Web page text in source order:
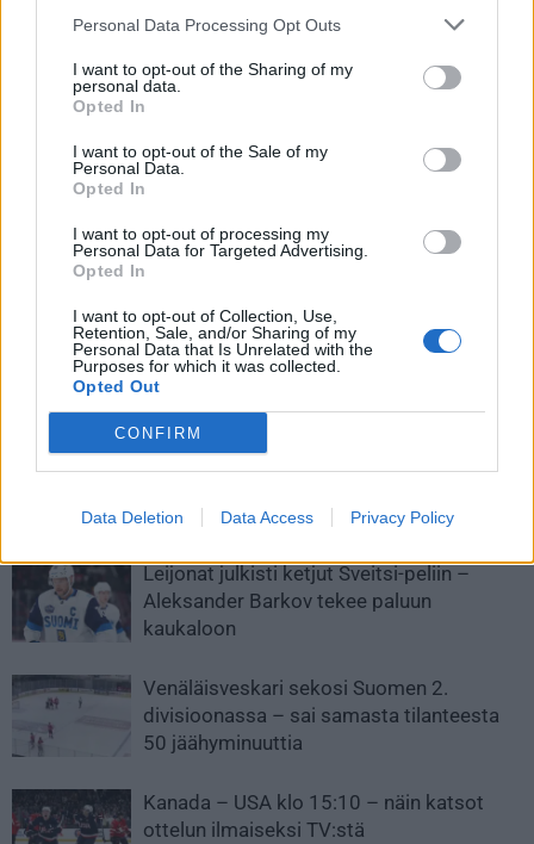
Personal Data Processing Opt Outs
I want to opt-out of the Sharing of my
personal data.
Opted In
I want to opt-out of the Sale of my
Personal Data.
Opted In
I want to opt-out of processing my
Personal Data for Targeted Advertising.
Opted In
I want to opt-out of Collection, Use,
Retention, Sale, and/or Sharing of my
Personal Data that Is Unrelated with the
Purposes for which it was collected.
Opted Out
CONFIRM
Data Deletion Data Access Privacy Policy
Jos videot eivät näy, voit katsoa ne myösHockey Dailyn
Edellinen artikkeli
Patrik Laineesta kantautui
lupaava tieto – paluu lähestyy
Seuraava artikkeli
Viaplay julkisti MM-kisatiiminsä
LIITTYVÄT ARTIKKELIT LISÄÄ TEKIJÄLTÄ
Leijonat julkisti ketjut Sveitsi-peliin –
Aleksander Barkov tekee paluun
kaukaloon
Venäläisveskari sekosi Suomen 2.
divisioonassa – sai samasta tilanteesta
50 jäähyminuuttia
Kanada – USA klo 15:10 – näin katsot
ottelun ilmaiseksi TV:stä